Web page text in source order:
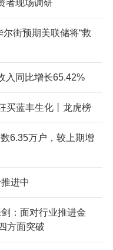
者现场调研
街预期美联储将“救
入同比增长65.42%
买蓝丰生化丨龙虎榜
6.35万户，较上期增
进中
：面对行业推进金
方面突破